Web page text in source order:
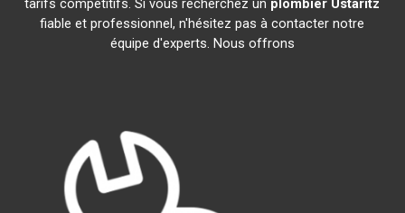
tarifs compétitifs. Si vous recherchez un plombier Ustaritz
fiable et professionnel, n'hésitez pas à contacter notre
équipe d'experts. Nous offrons